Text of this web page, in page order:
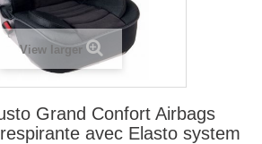
View larger
Grand Confort Airbags
avec Elasto system